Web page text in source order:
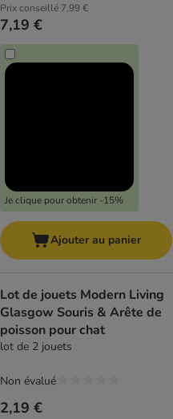
Prix conseillé 7,99 €
7,19 €
Je clique pour obtenir -15%
Ajouter au panier
Lot de jouets Modern Living
Glasgow Souris & Arête de
poisson pour chat
lot de 2 jouets
2,19 €
Non évalué